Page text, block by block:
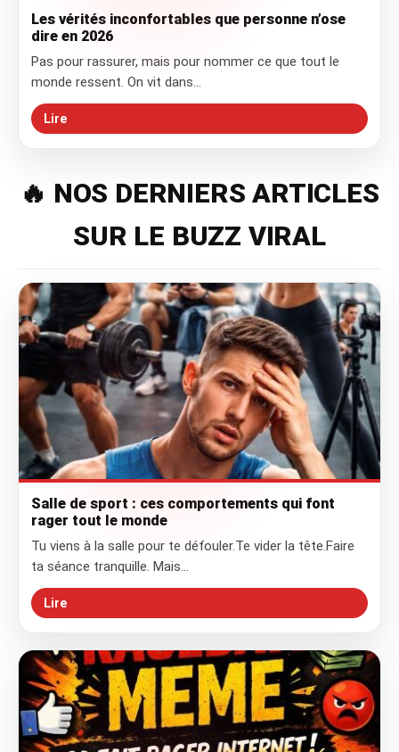
Les vérités inconfortables que personne n’ose
dire en 2026
Pas pour rassurer, mais pour nommer ce que tout le
monde ressent. On vit dans…
Lire
🔥 NOS DERNIERS ARTICLES
SUR LE BUZZ VIRAL
Salle de sport : ces comportements qui font
rager tout le monde
Tu viens à la salle pour te défouler.Te vider la tête.Faire
ta séance tranquille. Mais…
Lire